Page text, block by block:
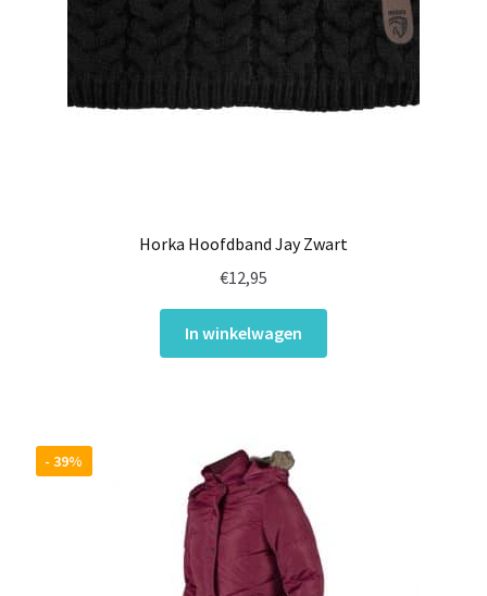
Horka Hoofdband Jay Zwart
€12,95
In winkelwagen
- 39%